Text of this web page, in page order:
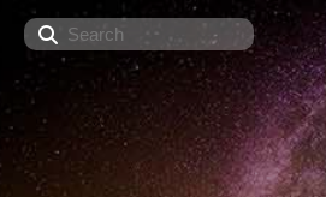
Search